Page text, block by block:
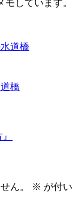
しています。
橋
ん。 ※ が付い